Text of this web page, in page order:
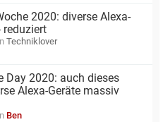
2020: diverse Alexa-
reduziert
Techniklover
Day 2020: auch dieses
Alexa-Geräte massiv
Ben